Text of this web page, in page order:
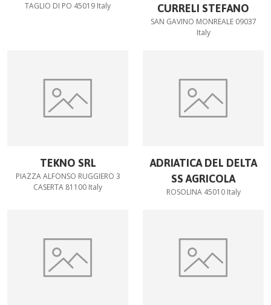
TAGLIO DI PO 45019 Italy
CURRELI STEFANO
SAN GAVINO MONREALE 09037
Italy
TEKNO SRL
PIAZZA ALFONSO RUGGIERO 3
CASERTA 81100 Italy
ADRIATICA DEL DELTA
SS AGRICOLA
ROSOLINA 45010 Italy